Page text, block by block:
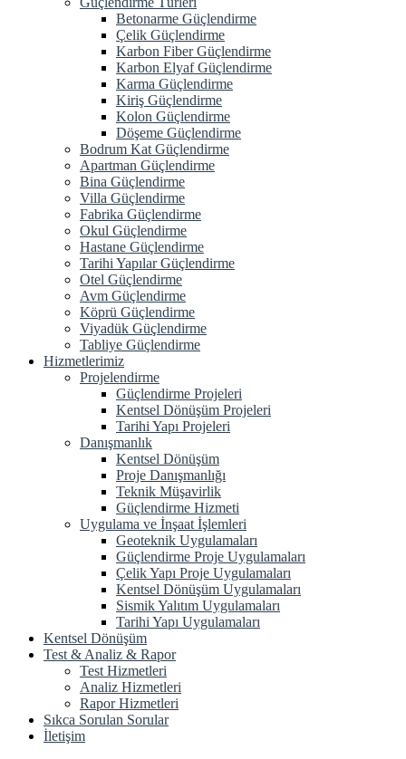
Betonarme Güçlendirme
Çelik Güçlendirme
Karbon Fiber Güçlendirme
Karbon Elyaf Güçlendirme
Karma Güçlendirme
Kiriş Güçlendirme
Kolon Güçlendirme
Döşeme Güçlendirme
Bodrum Kat Güçlendirme
Apartman Güçlendirme
Bina Güçlendirme
Villa Güçlendirme
Fabrika Güçlendirme
Okul Güçlendirme
Hastane Güçlendirme
Tarihi Yapılar Güçlendirme
Otel Güçlendirme
Avm Güçlendirme
Köprü Güçlendirme
Viyadük Güçlendirme
Tabliye Güçlendirme
Hizmetlerimiz
Projelendirme
Güçlendirme Projeleri
Kentsel Dönüşüm Projeleri
Tarihi Yapı Projeleri
Danışmanlık
Kentsel Dönüşüm
Proje Danışmanlığı
Teknik Müşavirlik
Güçlendirme Hizmeti
Uygulama ve İnşaat İşlemleri
Geoteknik Uygulamaları
Güçlendirme Proje Uygulamaları
Çelik Yapı Proje Uygulamaları
Kentsel Dönüşüm Uygulamaları
Sismik Yalıtım Uygulamaları
Tarihi Yapı Uygulamaları
Kentsel Dönüşüm
Test & Analiz & Rapor
Test Hizmetleri
Analiz Hizmetleri
Rapor Hizmetleri
Sıkca Sorulan Sorular
İletişim